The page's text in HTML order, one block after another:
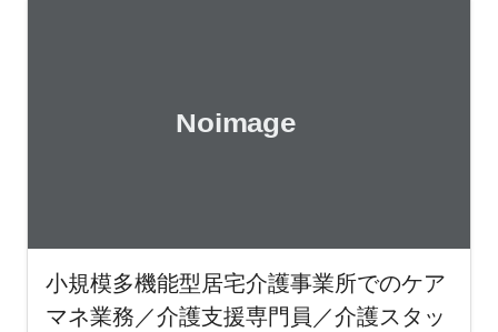
小規模多機能型居宅介護事業所でのケア
マネ業務／介護支援専門員／介護スタッ